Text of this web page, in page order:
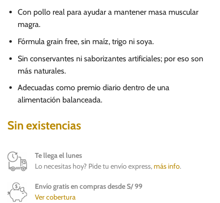
Con pollo real para ayudar a mantener masa muscular
magra.
Fórmula grain free, sin maíz, trigo ni soya.
Sin conservantes ni saborizantes artificiales; por eso son
más naturales.
Adecuadas como premio diario dentro de una
alimentación balanceada.
Sin existencias
Te llega el lunes
Lo necesitas hoy? Pide tu envío express,más info.
Envío gratis en compras desde S/ 99
Ver cobertura